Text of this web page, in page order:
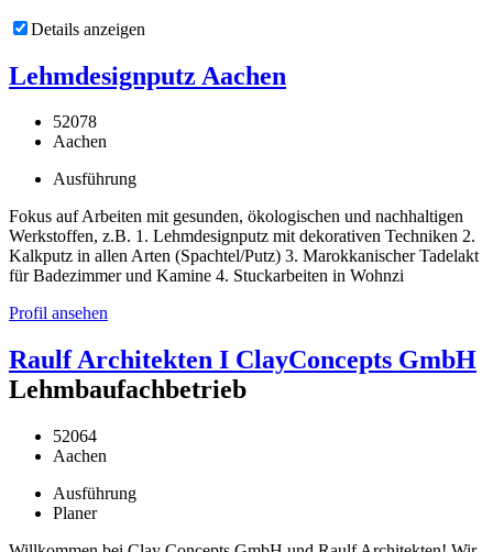
Details anzeigen
Lehmdesignputz Aachen
52078
Aachen
Ausführung
Fokus auf Arbeiten mit gesunden, ökologischen und nachhaltigen
Werkstoffen, z.B. 1. Lehmdesignputz mit dekorativen Techniken 2.
Kalkputz in allen Arten (Spachtel/Putz) 3. Marokkanischer Tadelakt
für Badezimmer und Kamine 4. Stuckarbeiten in Wohnzi
Profil ansehen
Raulf Architekten I ClayConcepts GmbH
Lehmbaufachbetrieb
52064
Aachen
Ausführung
Planer